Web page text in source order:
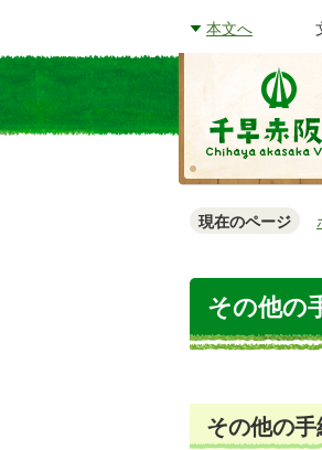
本文へ
現在のページ
その他の
その他の手